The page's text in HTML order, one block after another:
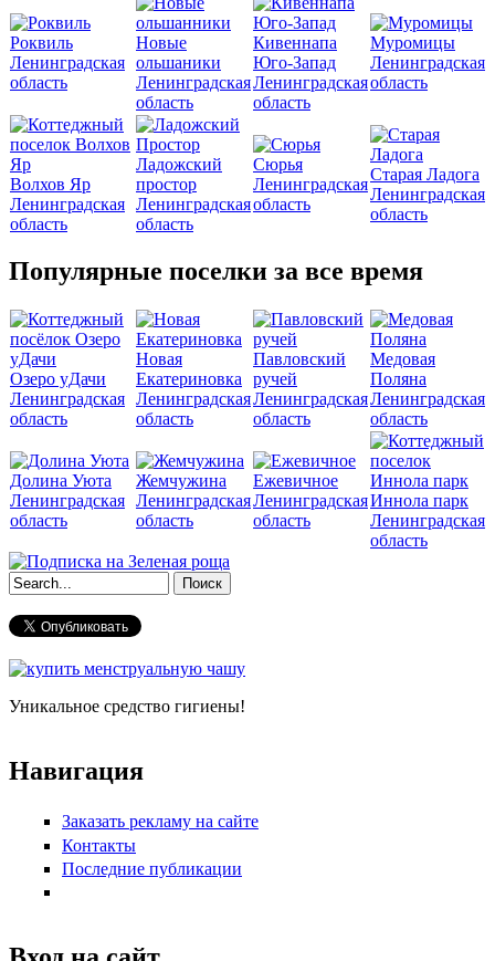
Роквиль
Ленинградская
область
Новые
ольшаники
Ленинградская
область
Кивеннапа
Юго-Запад
Ленинградская
область
Муромицы
Ленинградская
область
Волхов Яр
Ленинградская
область
Ладожский
простор
Ленинградская
область
Сюрья
Ленинградская
область
Старая Ладога
Ленинградская
область
Популярные поселки за все время
Озеро уДачи
Ленинградская
область
Новая
Екатериновка
Ленинградская
область
Павловский
ручей
Ленинградская
область
Медовая
Поляна
Ленинградская
область
Долина Уюта
Ленинградская
область
Жемчужина
Ленинградская
область
Ежевичное
Ленинградская
область
Иннола парк
Ленинградская
область
Форма поиска
Уникальное средство гигиены!
Навигация
Заказать рекламу на сайте
Контакты
Последние публикации